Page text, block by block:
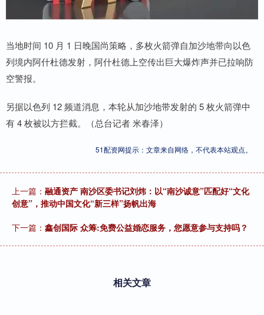
当地时间 10 月 1 日晚国尚策略，多枚火箭弹自加沙地带向以色
列境内阿什杜德发射，阿什杜德上空传出巨大爆炸声并已拉响防
空警报。
另据以色列 12 频道消息，本轮从加沙地带发射的 5 枚火箭弹中
有 4 枚被以方拦截。（总台记者 米春泽）
51配资网提示：文章来自网络，不代表本站观点。
上一篇： 融通资产 南沙区委书记刘炜：以“南沙诚意”匹配好“文化
创意”，推动中国文化“新三样”扬帆出海
下一篇： 鑫创国际 众筹:免费公益婚恋服务，您愿意参与支持吗？
相关文章